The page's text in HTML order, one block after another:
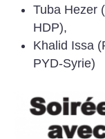
Tuba Hezer
HDP),
Khalid Issa
PYD-Syrie)